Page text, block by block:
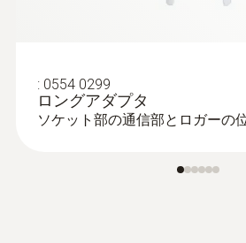
: 0554 0299
ロングアダプタ
ソケット部の通信部とロガーの